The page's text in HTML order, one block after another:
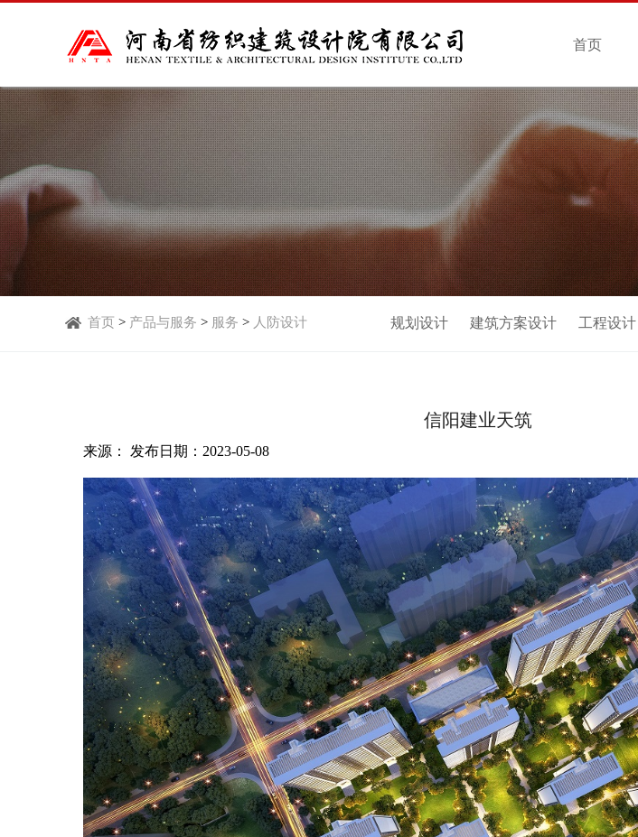
首页
首页 > 产品与服务 > 服务 > 人防设计 规划设计 建筑方案设计 工程设计
信阳建业天筑
来源： 发布日期：2023-05-08